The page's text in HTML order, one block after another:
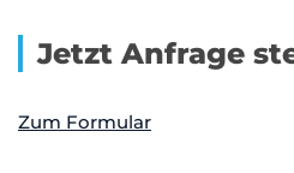
Jetzt Anfrage
Zum Formular